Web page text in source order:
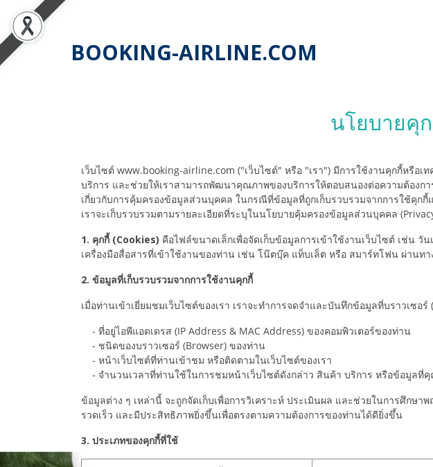
BOOKING-AIRLINE.COM
นโยบายคุ
เว็บไซต์ www.booking-airline.com ("เว็บไซต์" หรือ "เรา") มีการใช้งานคุกกี้หรื
บริการ และช่วยให้เราสามารถพัฒนาคุณภาพของบริการให้ตอบสนองต่อความต้องก
เกี่ยวกับการคุ้มครองข้อมูลส่วนบุคคล ในกรณีที่ข้อมูลที่ถูกเก็บรวบรวมจากการใช้คุ
เราจะเก็บรวบรวมตามรายละเอียดที่ระบุในนโยบายคุ้มครองข้อมูลส่วนบุคคล
1. คุกกี้ (Cookies) คือไฟล์ขนาดเล็กเพื่อจัดเก็บข้อมูลการเข้าใช้งานเว็บไซต์ เช่น
เครื่องมือสื่อสารที่เข้าใช้งานของท่าน เช่น โน๊ตบุ๊ค แท็บเล็ต หรือ สมาร์ทโฟน ผ่านท
2. ข้อมูลที่เก็บรวบรวมจากการใช้งานคุกกี้
เมื่อท่านเข้าเยี่ยมชมเว็บไซต์ของเรา เราจะทำการจดจำและบันทึกข้อมูลที่บราวเซอ
- ที่อยู่ไอพีแอดเดรส (IP Address & MAC Address) ของคอมพิวเตอร์ของท่าน
- ชนิดของบราวเซอร์ (Browser) ของท่าน
- หน้าเว็บไซต์ที่ท่านเข้าชม หรือติดตามในเว็บไซต์ของเรา
- จำนวนเวลาที่ท่านใช้ในการชมหน้าเว็บไซต์ดังกล่าว สินค้า บริการ หรือข้อมูลที่
ข้อมูลต่าง ๆ เหล่านี้ จะถูกจัดเก็บเพื่อการวิเคราะห์ ประเมินผล และช่วยในการศึกษ
รวดเร็ว และมีประสิทธิภาพยิ่งขึ้นเพื่อตรงตามความต้องการของท่านได้ดียิ่งขึ้น
3. ประเภทของคุกกี้ที่ใช้